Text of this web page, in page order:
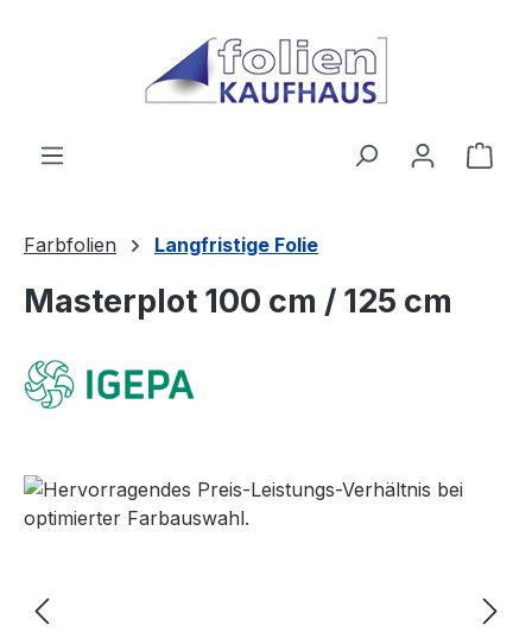
Farbfolien Langfristige Folie
Masterplot 100 cm / 125 cm
Bildergalerie überspringen